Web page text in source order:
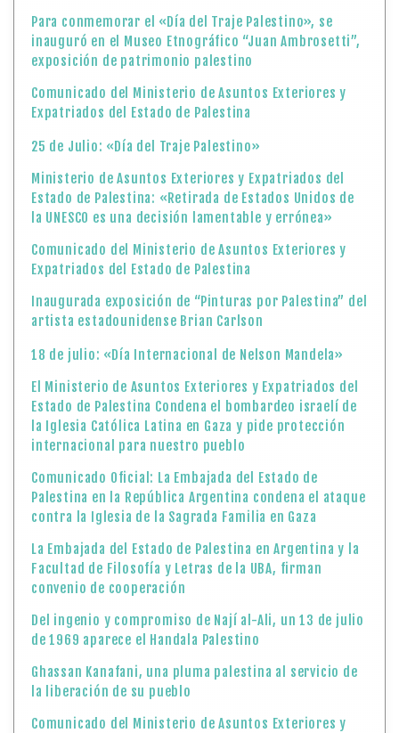
Para conmemorar el «Día del Traje Palestino», se
inauguró en el Museo Etnográfico “Juan Ambrosetti”,
exposición de patrimonio palestino
Comunicado del Ministerio de Asuntos Exteriores y
Expatriados del Estado de Palestina
25 de Julio: «Día del Traje Palestino»
Ministerio de Asuntos Exteriores y Expatriados del
Estado de Palestina: «Retirada de Estados Unidos de
la UNESCO es una decisión lamentable y errónea»
Comunicado del Ministerio de Asuntos Exteriores y
Expatriados del Estado de Palestina
Inaugurada exposición de “Pinturas por Palestina” del
artista estadounidense Brian Carlson
18 de julio: «Día Internacional de Nelson Mandela»
El Ministerio de Asuntos Exteriores y Expatriados del
Estado de Palestina Condena el bombardeo israelí de
la Iglesia Católica Latina en Gaza y pide protección
internacional para nuestro pueblo
Comunicado Oficial: La Embajada del Estado de
Palestina en la República Argentina condena el ataque
contra la Iglesia de la Sagrada Familia en Gaza
La Embajada del Estado de Palestina en Argentina y la
Facultad de Filosofía y Letras de la UBA, firman
convenio de cooperación
Del ingenio y compromiso de Nají al-Ali, un 13 de julio
de 1969 aparece el Handala Palestino
Ghassan Kanafani, una pluma palestina al servicio de
la liberación de su pueblo
Comunicado del Ministerio de Asuntos Exteriores y